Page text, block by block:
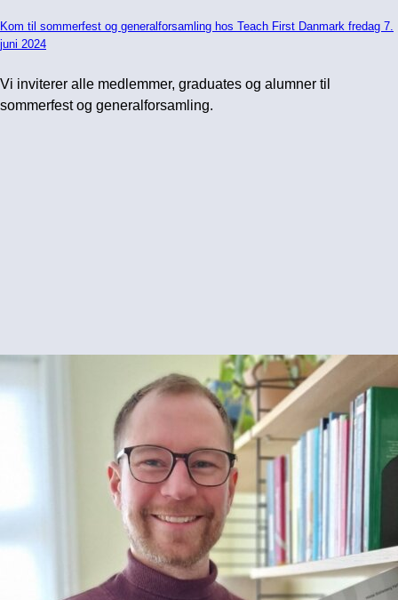
Kom til sommerfest og generalforsamling hos Teach First Danmark fredag 7.
juni 2024
Vi inviterer alle medlemmer, graduates og alumner til
sommerfest og generalforsamling.